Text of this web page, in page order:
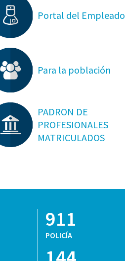
Portal del Empleado
Para la población
PADRON DE
PROFESIONALES
MATRICULADOS
911
POLICÍA